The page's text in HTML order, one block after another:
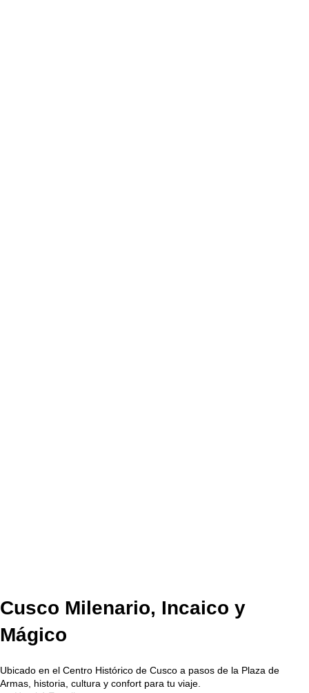
Cusco Milenario, Incaico y
Mágico
Ubicado en el Centro Histórico de Cusco a pasos de la Plaza de
Armas, historia, cultura y confort para tu viaje.